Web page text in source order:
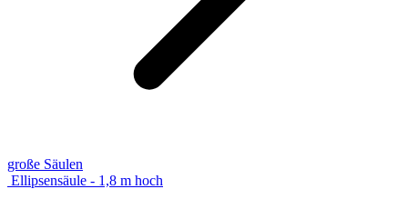
große Säulen
Ellipsensäule - 1,8 m hoch